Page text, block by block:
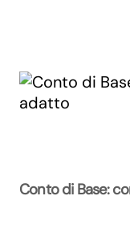
Conto di Base: